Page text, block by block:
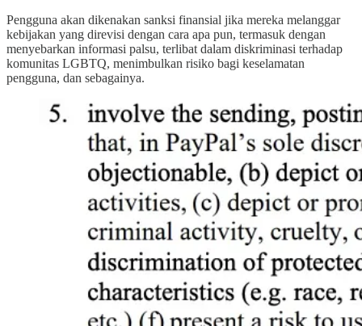
Pengguna akan dikenakan sanksi finansial jika mereka melanggar
kebijakan yang direvisi dengan cara apa pun, termasuk dengan
menyebarkan informasi palsu, terlibat dalam diskriminasi terhadap
komunitas LGBTQ, menimbulkan risiko bagi keselamatan
pengguna, dan sebagainya.